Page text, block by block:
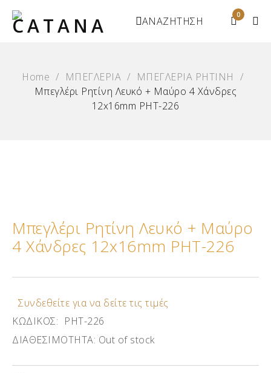
0
ΑΝΑΖΗΤΗΣΗ
Home / ΜΠΕΓΛΕΡΙΑ / ΜΠΕΓΛΕΡΙΑ ΡΗΤΙΝΗ /
Μπεγλέρι Ρητίνη Λευκό + Μαύρο 4 Χάνδρες
12x16mm ΡΗΤ-226
Μπεγλέρι Ρητίνη Λευκό + Μαύρο
4 Χάνδρες 12x16mm ΡΗΤ-226
Συνδεθείτε για να δείτε τις τιμές
ΚΩΔΙΚΟΣ: ΡΗΤ-226
ΔΙΑΘΕΣΙΜΟΤΗΤΑ: Out of stock